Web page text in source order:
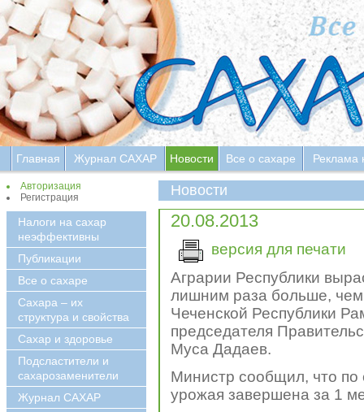
Главная Журнал САХАР Новости Все о сахаре Реклама
Авторизация
Регистрация
Налоги на сахар
неэффективны
Публикации
Все о сахаре
Сахара – их
структура и свойства
Сахар и здоровье
Подсластители и
сахарозаменители
Журнал САХАР
Новости
20.08.2013
версия для печати
Аграрии Республики
лишним раза больше, чем
Чеченской Республики
председателя
Муса Дадаев.
Министр сообщил, что
урожая завершена за 1